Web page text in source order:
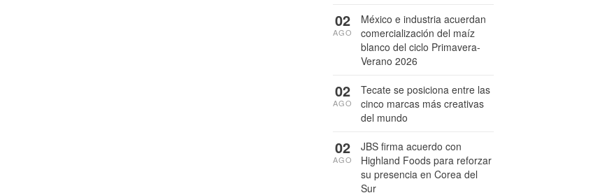
México e industria acuerdan
comercialización del maíz
blanco del ciclo Primavera-
Verano 2026
02
AGO
Tecate se posiciona entre las
cinco marcas más creativas
del mundo
02
AGO
JBS firma acuerdo con
Highland Foods para reforzar
su presencia en Corea del
Sur
02
AGO